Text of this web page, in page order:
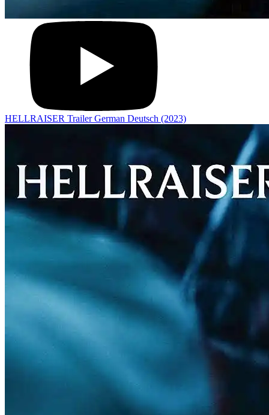
HELLRAISER Trailer German Deutsch (2023)